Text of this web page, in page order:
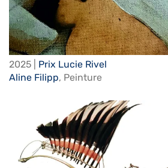
2025 | Prix Lucie Rivel
Aline Filipp, Peinture